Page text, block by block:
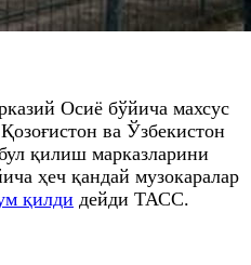
Осиё бўйича махсус
ва Ўзбекистон
қилиш марказларини
ҳеч қандай музокаралар
қилди дейди ТАСС.